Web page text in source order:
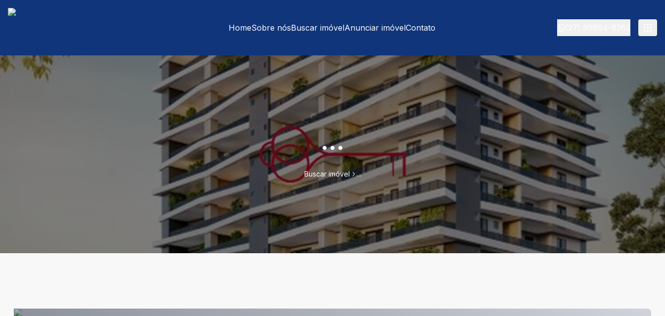
HomeSobre nósBuscar imóvelAnunciar imóvelContato
...
Buscar imóvel ...